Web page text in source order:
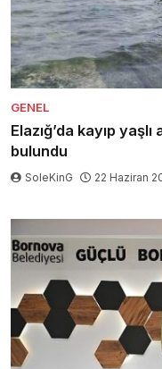
GENEL
Elazığ’da kayıp
bulundu
SoleKinG 22 Haziran